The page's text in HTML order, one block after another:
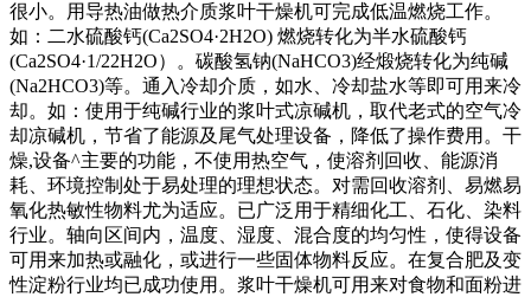
很小。用导热油做热介质浆叶干燥机可完成低温燃烧工作。
如：二水硫酸钙(Ca2SO4·2H2O) 燃烧转化为半水硫酸钙
(Ca2SO4·1/22H2O）。碳酸氢钠(NaHCO3)经煅烧转化为纯碱
(Na2HCO3)等。通入冷却介质，如水、冷却盐水等即可用来冷
却。如：使用于纯碱行业的浆叶式凉碱机，取代老式的空气冷
却凉碱机，节省了能源及尾气处理设备，降低了操作费用。干
燥,设备^主要的功能，不使用热空气，使溶剂回收、能源消
耗、环境控制处于易处理的理想状态。对需回收溶剂、易燃易
氧化热敏性物料尤为适应。已广泛用于精细化工、石化、染料
行业。轴向区间内，温度、湿度、混合度的均匀性，使得设备
可用来加热或融化，或进行一些固体物料反应。在复合肥及变
性淀粉行业均已成功使用。浆叶干燥机可用来对食物和面粉进